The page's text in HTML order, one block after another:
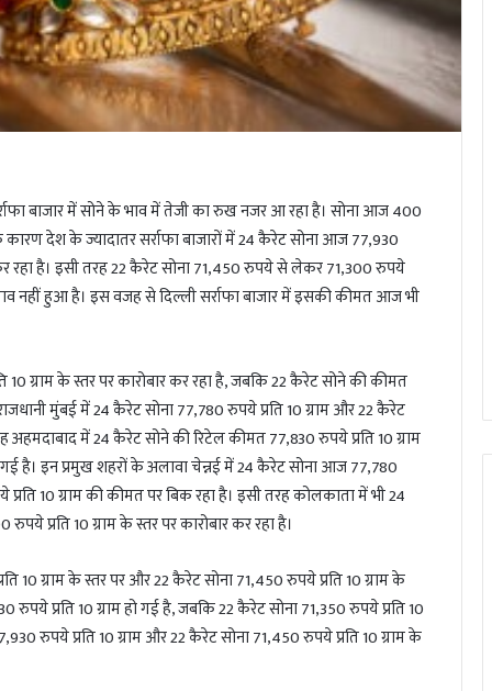
बाजार में सोने के भाव में तेजी का रुख नजर आ रहा है। सोना आज 400
देश के ज्यादातर सर्राफा बाजारों में 24 कैरेट सोना आज 77,930
रहा है। इसी तरह 22 कैरेट सोना 71,450 रुपये से लेकर 71,300 रुपये
नहीं हुआ है। इस वजह से दिल्ली सर्राफा बाजार में इसकी कीमत आज भी
ग्राम के स्तर पर कारोबार कर रहा है, जबकि 22 कैरेट सोने की कीमत
मुंबई में 24 कैरेट सोना 77,780 रुपये प्रति 10 ग्राम और 22 कैरेट
अहमदाबाद में 24 कैरेट सोने की रिटेल कीमत 77,830 रुपये प्रति 10 ग्राम
है। इन प्रमुख शहरों के अलावा चेन्नई में 24 कैरेट सोना आज 77,780
10 ग्राम की कीमत पर बिक रहा है। इसी तरह कोलकाता में भी 24
प्रति 10 ग्राम के स्तर पर कारोबार कर रहा है।
ग्राम के स्तर पर और 22 कैरेट सोना 71,450 रुपये प्रति 10 ग्राम के
प्रति 10 ग्राम हो गई है, जबकि 22 कैरेट सोना 71,350 रुपये प्रति 10
रुपये प्रति 10 ग्राम और 22 कैरेट सोना 71,450 रुपये प्रति 10 ग्राम के